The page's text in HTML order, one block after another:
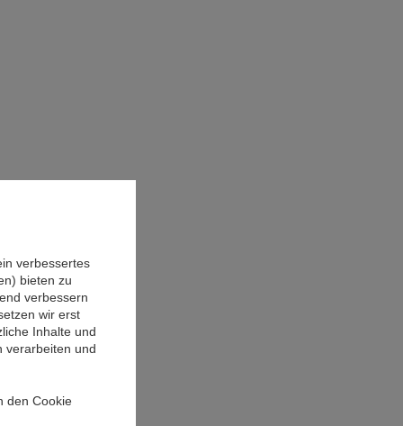
verbessertes
bieten zu
verbessern
wir erst
Inhalte und
verarbeiten und
den Cookie